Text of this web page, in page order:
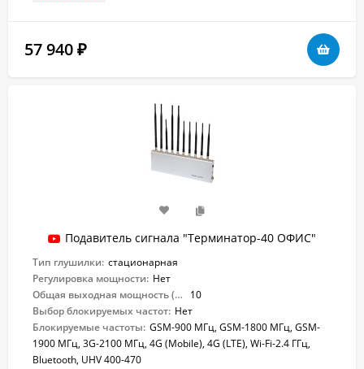
57 940 ₽
Подавитель сигнала "Терминатор-40 ОФИС"
Тип глушилки: стационарная
Регулировка мощности: Нет
Общая выходная мощность (Вт):
10
Выбор блокируемых частот: Нет
Блокируемые частоты: GSM-900 МГц, GSM-1800 МГц, GSM-
1900 МГц, 3G-2100 МГц, 4G (Mobile), 4G (LTE), Wi-Fi-2.4 ГГц,
Bluetooth, UHV 400-470